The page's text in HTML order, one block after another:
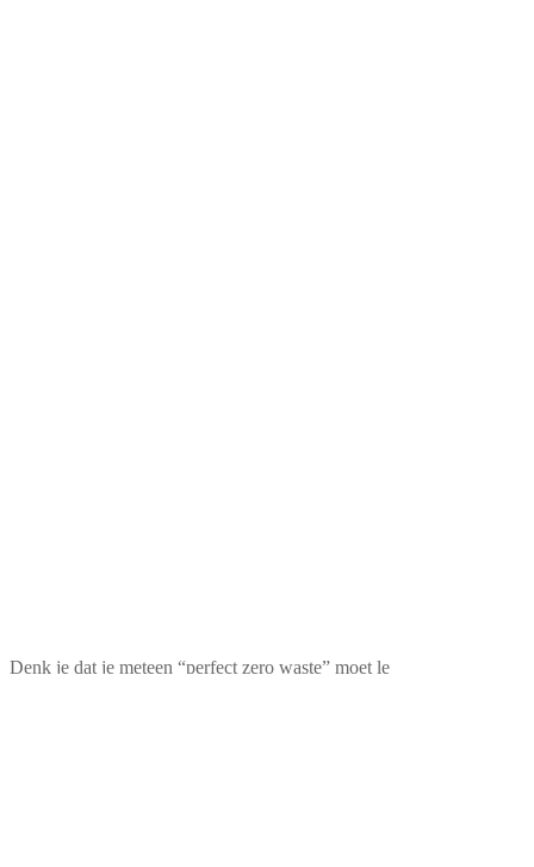
Denk je dat je meteen “perfect zero waste” moet le